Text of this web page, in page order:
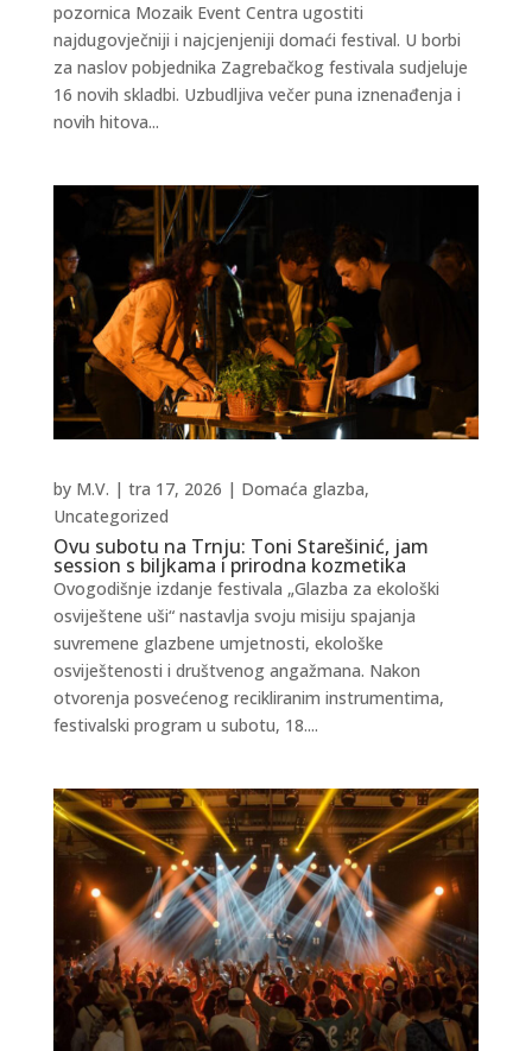
pozornica Mozaik Event Centra ugostiti
najdugovječniji i najcjenjeniji domaći festival. U borbi
za naslov pobjednika Zagrebačkog festivala sudjeluje
16 novih skladbi. Uzbudljiva večer puna iznenađenja i
novih hitova...
Ovu subotu na Trnju: Toni Starešinić, jam
session s biljkama i prirodna kozmetika
by M.V. | tra 17, 2026 | Domaća glazba,
Uncategorized
Ovogodišnje izdanje festivala „Glazba za ekološki
osviještene uši“ nastavlja svoju misiju spajanja
suvremene glazbene umjetnosti, ekološke
osviještenosti i društvenog angažmana. Nakon
otvorenja posvećenog recikliranim instrumentima,
festivalski program u subotu, 18....